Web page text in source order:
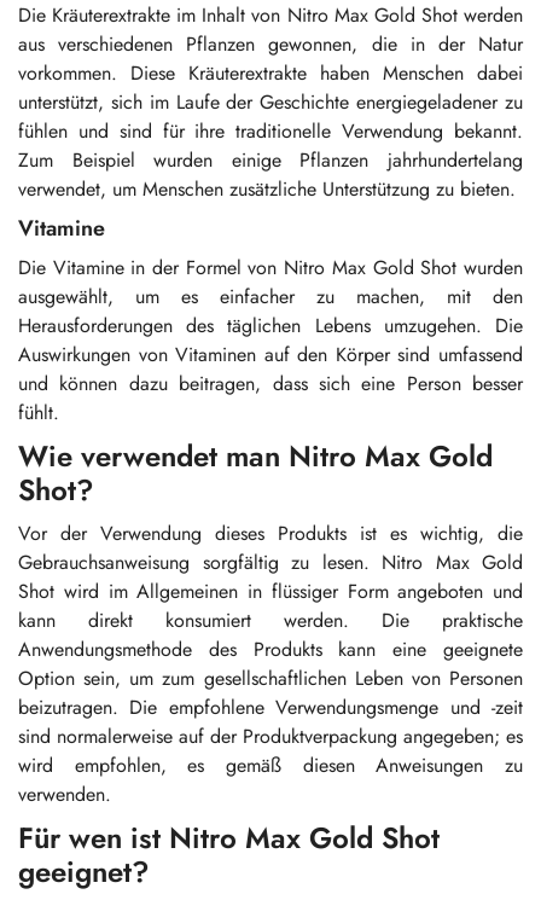
Die Kräuterextrakte im Inhalt von Nitro Max Gold Shot werden
aus verschiedenen Pflanzen gewonnen, die in der Natur
vorkommen. Diese Kräuterextrakte haben Menschen dabei
unterstützt, sich im Laufe der Geschichte energiegeladener zu
fühlen und sind für ihre traditionelle Verwendung bekannt.
Zum Beispiel wurden einige Pflanzen jahrhundertelang
verwendet, um Menschen zusätzliche Unterstützung zu bieten.
Vitamine
Die Vitamine in der Formel von Nitro Max Gold Shot wurden
ausgewählt, um es einfacher zu machen, mit den
Herausforderungen des täglichen Lebens umzugehen. Die
Auswirkungen von Vitaminen auf den Körper sind umfassend
und können dazu beitragen, dass sich eine Person besser
fühlt.
Wie verwendet man Nitro Max Gold
Shot?
Vor der Verwendung dieses Produkts ist es wichtig, die
Gebrauchsanweisung sorgfältig zu lesen. Nitro Max Gold
Shot wird im Allgemeinen in flüssiger Form angeboten und
kann direkt konsumiert werden. Die praktische
Anwendungsmethode des Produkts kann eine geeignete
Option sein, um zum gesellschaftlichen Leben von Personen
beizutragen. Die empfohlene Verwendungsmenge und -zeit
sind normalerweise auf der Produktverpackung angegeben; es
wird empfohlen, es gemäß diesen Anweisungen zu
verwenden.
Für wen ist Nitro Max Gold Shot
geeignet?